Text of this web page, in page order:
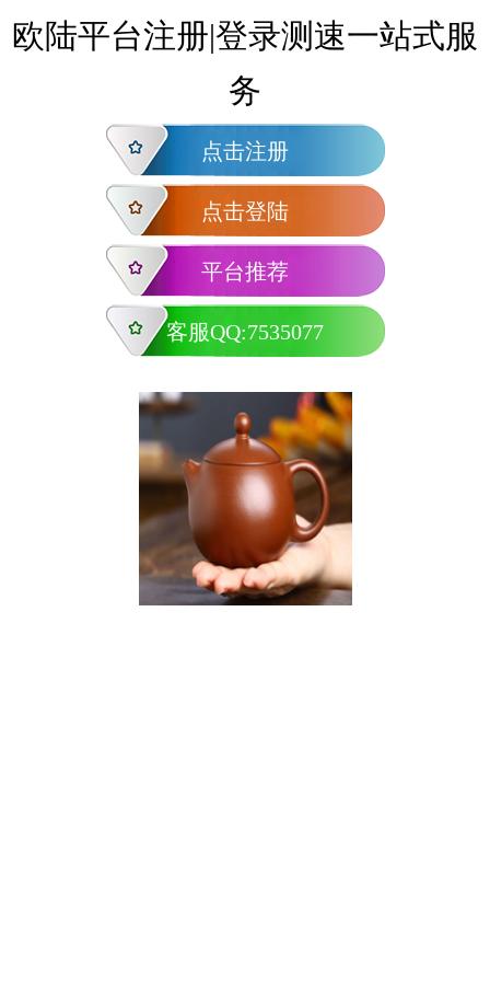
欧陆平台注册|登录测速一站式服
务
点击注册
点击登陆
平台推荐
客服QQ:7535077